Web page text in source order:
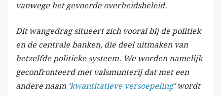
vanwege het gevoerde overheidsbeleid.
Dit wangedrag situeert zich vooral bij de politiek
en de centrale banken, die deel uitmaken van
hetzelfde politieke systeem. We worden namelijk
geconfronteerd met valsmunterij dat met een
andere naam ‘kwantitatieve versoepeling‘ wordt